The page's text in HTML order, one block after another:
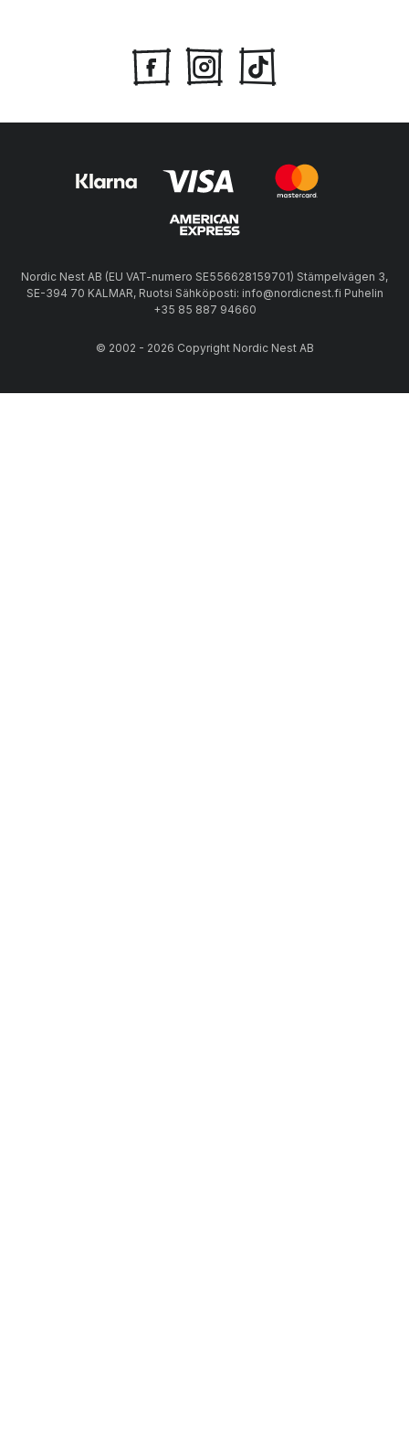
Nordic Nest AB (EU VAT-numero SE556628159701) Stämpelvägen 3,
SE-394 70 KALMAR, Ruotsi Sähköposti: info@nordicnest.fi Puhelin
+35 85 887 94660
© 2002 - 2026 Copyright Nordic Nest AB